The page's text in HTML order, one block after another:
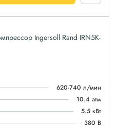
Ingersoll Rand IRN5K-
620-740 л/мин
10.4 атм
5.5 кВт
380 В